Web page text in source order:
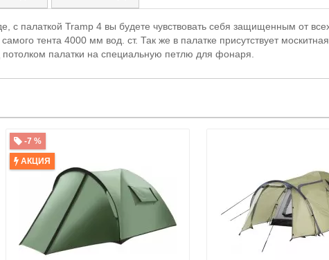
с палаткой Tramp 4 вы будете чувствовать себя защищенным от
тента 4000 мм вод. ст. Так же в палатке присутствует
палатки на специальную петлю для фонаря.
-7 %
АКЦИЯ